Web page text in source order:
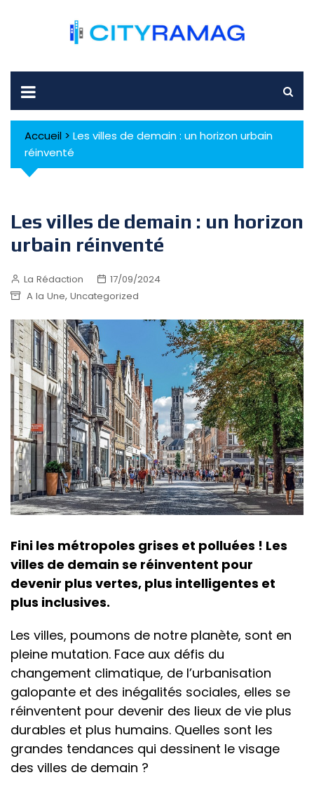
Accueil > Les villes de demain : un horizon urbain
réinventé
Les villes de demain : un horizon
urbain réinventé
La Rédaction
17/09/2024
A la Une, Uncategorized
Fini les métropoles grises et polluées ! Les
villes de demain se réinventent pour
devenir plus vertes, plus intelligentes et
plus inclusives.
Les villes, poumons de notre planète, sont en
pleine mutation. Face aux défis du
changement climatique, de l’urbanisation
galopante et des inégalités sociales, elles se
réinventent pour devenir des lieux de vie plus
durables et plus humains. Quelles sont les
grandes tendances qui dessinent le visage
des villes de demain ?